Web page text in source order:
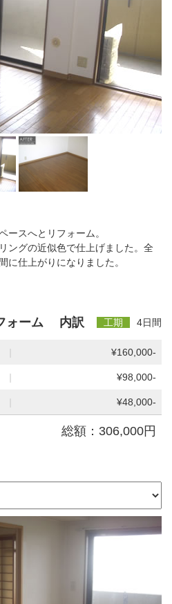
ースへとリフォーム。
ングの近似色で仕上げました。全
に仕上がりになりました。
ォーム 内訳 工期 4日間
¥160,000-
| ¥98,000-
¥48,000-
総額：306,000円